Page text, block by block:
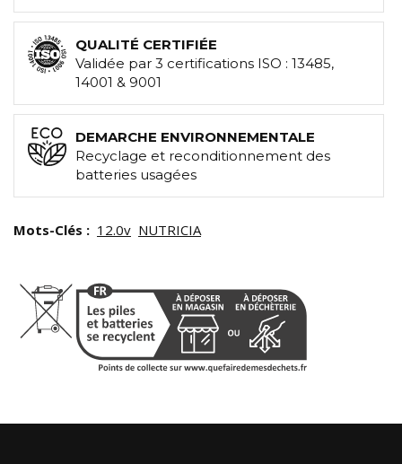
QUALITÉ CERTIFIÉE
Validée par 3 certifications ISO : 13485,
14001 & 9001
DEMARCHE ENVIRONNEMENTALE
Recyclage et reconditionnement des
batteries usagées
Mots-Clés : 12.0v NUTRICIA